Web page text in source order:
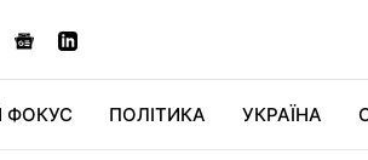
ФОКУС ПОЛІТИКА УКРАЇНА